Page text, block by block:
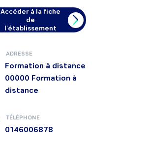
Accéder à la fiche
de
l'établissement
ADRESSE
Formation à distance
00000 Formation à
distance
TÉLÉPHONE
0146006878